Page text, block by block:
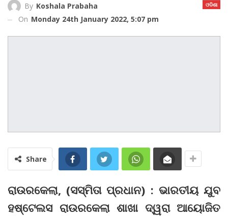
ଓଡିଶା
By Koshala Prabaha
On Monday 24th January 2022, 5:07 pm
Share
ରାଉରକେଲା, (ସସ୍ମିତା ପ୍ରଧାନ) : ଭାରତୀୟ ଯୁବ
ହଷ୍ଟେଲସ ରାଉରକେଲା ଶାଖା ଦ୍ୱରା ଆୟୋଜିତ